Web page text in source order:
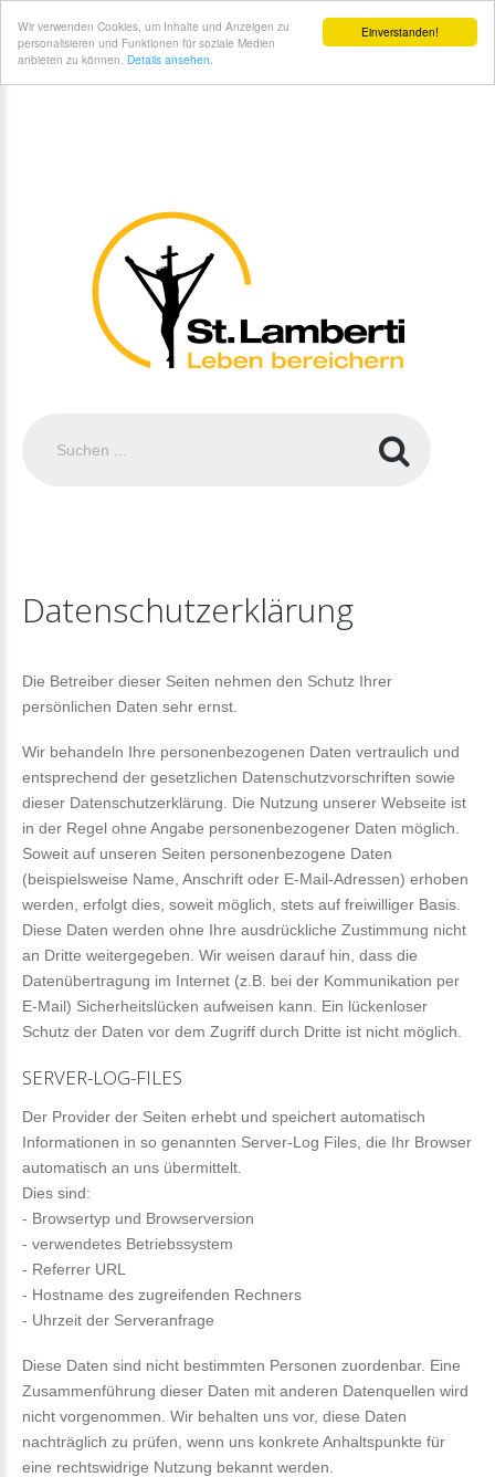
Einverstanden!
Wir verwenden Cookies, um Inhalte und Anzeigen zu
personalisieren und Funktionen für soziale Medien
anbieten zu können. Details ansehen.
Datenschutzerklärung
Die Betreiber dieser Seiten nehmen den Schutz Ihrer
persönlichen Daten sehr ernst.
Wir behandeln Ihre personenbezogenen Daten vertraulich und
entsprechend der gesetzlichen Datenschutzvorschriften sowie
dieser Datenschutzerklärung. Die Nutzung unserer Webseite ist
in der Regel ohne Angabe personenbezogener Daten möglich.
Soweit auf unseren Seiten personenbezogene Daten
(beispielsweise Name, Anschrift oder E-Mail-Adressen) erhoben
werden, erfolgt dies, soweit möglich, stets auf freiwilliger Basis.
Diese Daten werden ohne Ihre ausdrückliche Zustimmung nicht
an Dritte weitergegeben. Wir weisen darauf hin, dass die
Datenübertragung im Internet (z.B. bei der Kommunikation per
E-Mail) Sicherheitslücken aufweisen kann. Ein lückenloser
Schutz der Daten vor dem Zugriff durch Dritte ist nicht möglich.
SERVER-LOG-FILES
Der Provider der Seiten erhebt und speichert automatisch
Informationen in so genannten Server-Log Files, die Ihr Browser
automatisch an uns übermittelt.
Dies sind:
- Browsertyp und Browserversion
- verwendetes Betriebssystem
- Referrer URL
- Hostname des zugreifenden Rechners
- Uhrzeit der Serveranfrage
Diese Daten sind nicht bestimmten Personen zuordenbar. Eine
Zusammenführung dieser Daten mit anderen Datenquellen wird
nicht vorgenommen. Wir behalten uns vor, diese Daten
nachträglich zu prüfen, wenn uns konkrete Anhaltspunkte für
eine rechtswidrige Nutzung bekannt werden.